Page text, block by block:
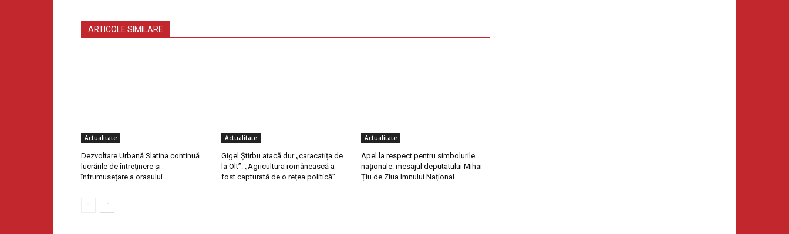
ARTICOLE SIMILARE
Actualitate
Dezvoltare Urbană Slatina continuă
lucrările de întreținere și
înfrumusețare a orașului
Actualitate
Gigel Știrbu atacă dur „caracatița de
la Olt”: „Agricultura românească a
fost capturată de o rețea politică”
Actualitate
Apel la respect pentru simbolurile
naționale: mesajul deputatului Mihai
Țiu de Ziua Imnului Național